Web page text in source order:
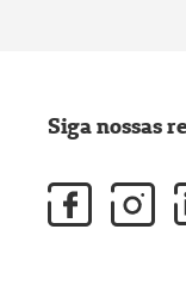
Siga nossas